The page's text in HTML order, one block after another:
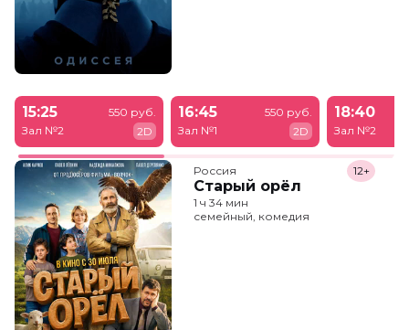
15:25
Зал №2
550 руб.
2D
16:45
Зал №1
550 руб.
2D
18:40
Зал №2
Россия
Старый орёл
12+
1 ч 34 мин
семейный, комедия